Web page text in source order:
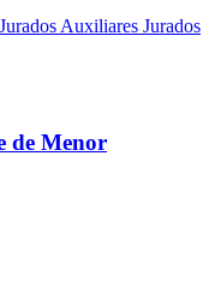
Jurados Auxiliares Jurados
de Menor